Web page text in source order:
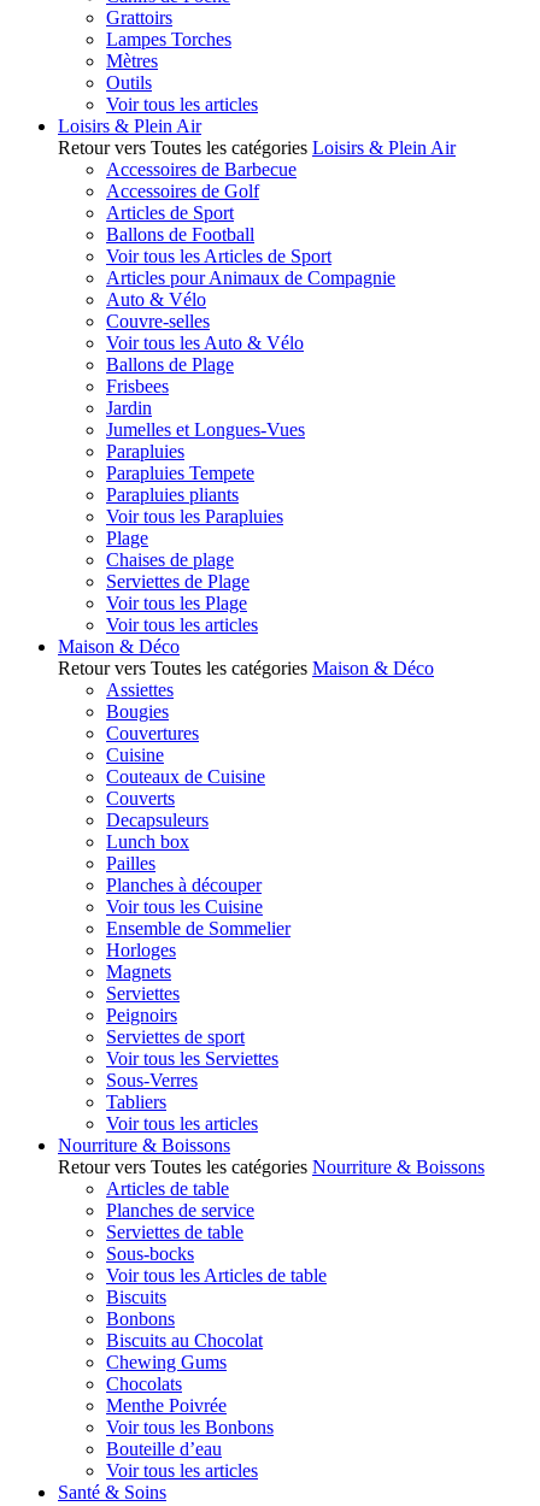
Grattoirs
Lampes Torches
Mètres
Outils
Voir tous les articles
Loisirs & Plein Air
Retour vers Toutes les catégories Loisirs & Plein Air
Accessoires de Barbecue
Accessoires de Golf
Articles de Sport
Ballons de Football
Voir tous les Articles de Sport
Articles pour Animaux de Compagnie
Auto & Vélo
Couvre-selles
Voir tous les Auto & Vélo
Ballons de Plage
Frisbees
Jardin
Jumelles et Longues-Vues
Parapluies
Parapluies Tempete
Parapluies pliants
Voir tous les Parapluies
Plage
Chaises de plage
Serviettes de Plage
Voir tous les Plage
Voir tous les articles
Maison & Déco
Retour vers Toutes les catégories Maison & Déco
Assiettes
Bougies
Couvertures
Cuisine
Couteaux de Cuisine
Couverts
Decapsuleurs
Lunch box
Pailles
Planches à découper
Voir tous les Cuisine
Ensemble de Sommelier
Horloges
Magnets
Serviettes
Peignoirs
Serviettes de sport
Voir tous les Serviettes
Sous-Verres
Tabliers
Voir tous les articles
Nourriture & Boissons
Retour vers Toutes les catégories Nourriture & Boissons
Articles de table
Planches de service
Serviettes de table
Sous-bocks
Voir tous les Articles de table
Biscuits
Bonbons
Biscuits au Chocolat
Chewing Gums
Chocolats
Menthe Poivrée
Voir tous les Bonbons
Bouteille d’eau
Voir tous les articles
Santé & Soins